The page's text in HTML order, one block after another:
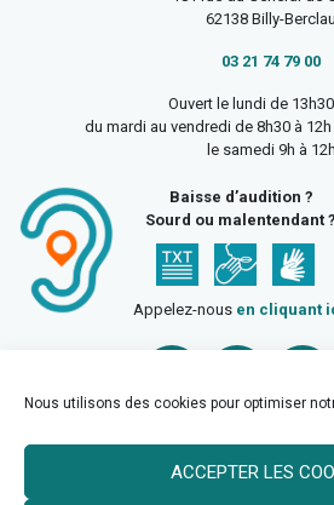
Nous utilisons des cookies pour optimiser
ACCEPTER LES
62138 Billy-Berclau
03 21 74 79 00
Ouvert le lundi de
du mardi au vendredi de 8h30 à
le samedi 9h à 12h
Baisse d’audition ?
Sourd ou malentendant ?
Appelez-nous en cliquant